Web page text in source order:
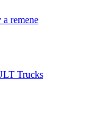
remene
Trucks